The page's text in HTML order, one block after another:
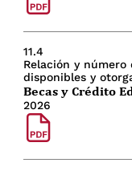
11.4
Relación y
disponibles y
Becas y Crédito
2026